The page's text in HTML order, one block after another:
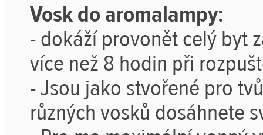
Vosk do aromalampy:
-dokáží provonět celý byt
více než 8 hodin při
- Jsou jako stvořené pro
různých vosků dosáhnete